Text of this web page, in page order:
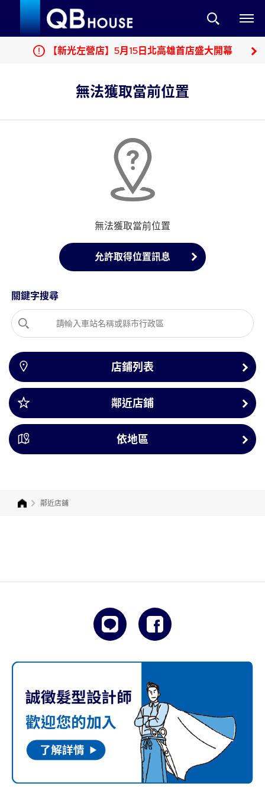
【新光左營店】5月15日北高雄首店盛大開幕
無法獲取當前位置
無法獲取當前位置
允許取得位置訊息
關鍵字搜尋
店鋪列表
鄰近店鋪
依地區
鄰近店鋪